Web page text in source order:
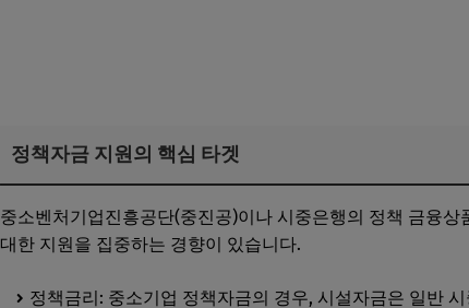
정책자금 지원의 핵심 타겟
중소벤처기업진흥공단(중진공)이나 시중은행의 정책 금융
대한 지원을 집중하는 경향이 있습니다.
정책금리: 중소기업 정책자금의 경우, 시설자금은 일반